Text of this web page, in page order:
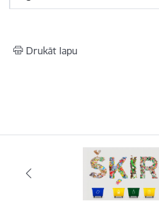
Drukāt lapu